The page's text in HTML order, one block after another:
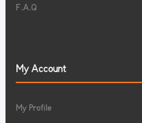
F.A.Q
My Account
My Profile